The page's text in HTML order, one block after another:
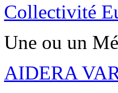
Collectivité
Une ou un
AIDERA